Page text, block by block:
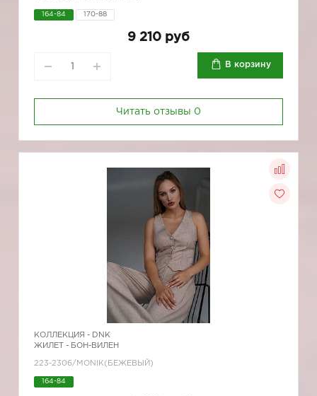
164-84 170-88
9 210 руб
В корзину
Читать отзывы 0
КОЛЛЕКЦИЯ - DNK
ЖИЛЕТ - БОН-ВИЛЕН
223-2306/MONIK(БЕЖЕВЫЙ)
164-84